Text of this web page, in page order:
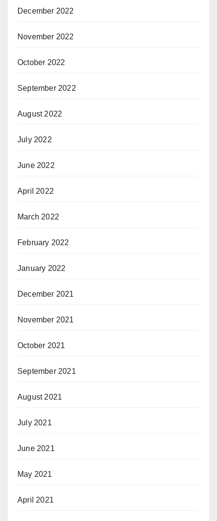
December 2022
November 2022
October 2022
September 2022
August 2022
July 2022
June 2022
April 2022
March 2022
February 2022
January 2022
December 2021
November 2021
October 2021
September 2021
August 2021
July 2021
June 2021
May 2021
April 2021